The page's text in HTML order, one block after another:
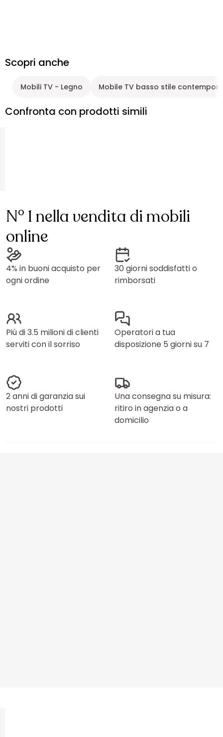
Scopri anche
Mobili TV - Legno Mobile TV basso stile
Confronta con prodotti simili
N° 1 nella vendita di mobili
online
4% in buoni acquisto per
ogni ordine
30 giorni soddisfatti o
rimborsati
Più di 3.5 milioni di clienti
serviti con il sorriso
Operatori a tua
disposizione 5 giorni su 7
2 anni di garanzia sui
nostri prodotti
Una consegna su misura:
ritiro in agenzia o a
domicilio